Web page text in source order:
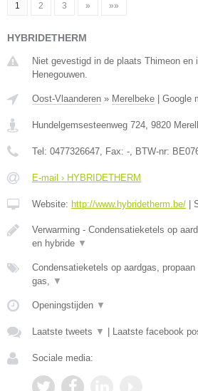
1 2 3 » »»
HYBRIDETHERM
Niet gevestigd in de plaats Thimeon en
Henegouwen.
Oost-Vlaanderen » Merelbeke Google
Hundelgemsesteenweg 724, 9820
Tel: 0477326647, Fax: -, BTW-nr:
E-mail › HYBRIDETHERM
Website: http://www.hybridetherm.be/
Verwarming - Condensatieketels op
en hybride ▼
Condensatieketels op aardgas,
gas, ▼
Openingstijden ▼
Laatste tweets ▼ Laatste facebook
Sociale media: